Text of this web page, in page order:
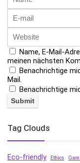
Name, E-Mail-
meinen nächsten
Benachrichtige
Mail.
Benachrichtige
Tag Clouds
Eco-friendly Ethics